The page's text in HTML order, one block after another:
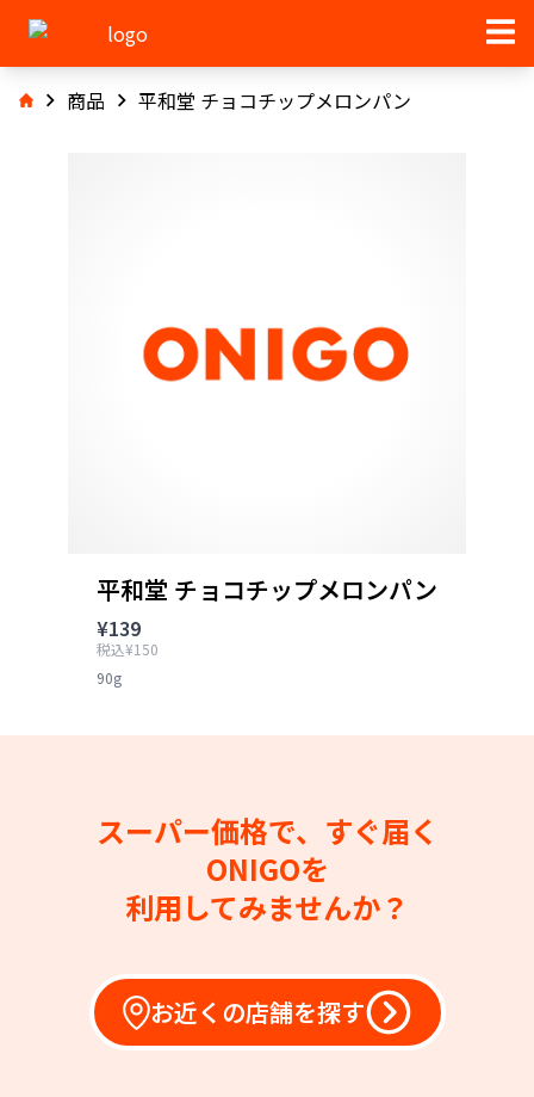
商品 平和堂 チョコチップメロンパン
平和堂 チョコチップメロンパン
¥139
税込¥150
90g
スーパー価格で、すぐ届く
ONIGOを
利用してみませんか？
お近くの店舗を探す